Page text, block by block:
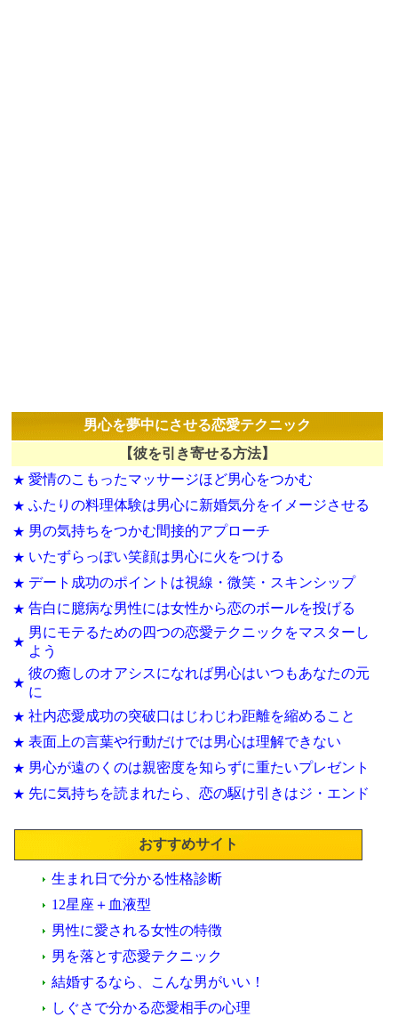
男心を夢中にさせる恋愛テクニック
【彼を引き寄せる方法】
★ 愛情のこもったマッサージほど男心をつかむ
★ ふたりの料理体験は男心に新婚気分をイメージさせる
★ 男の気持ちをつかむ間接的アプローチ
★ いたずらっぽい笑顔は男心に火をつける
★ デート成功のポイントは視線・微笑・スキンシップ
★ 告白に臆病な男性には女性から恋のボールを投げる
★
男にモテるための四つの恋愛テクニックをマスターし
よう
★
彼の癒しのオアシスになれば男心はいつもあなたの元
に
★ 社内恋愛成功の突破口はじわじわ距離を縮めること
★ 表面上の言葉や行動だけでは男心は理解できない
★ 男心が遠のくのは親密度を知らずに重たいプレゼント
★ 先に気持ちを読まれたら、恋の駆け引きはジ・エンド
おすすめサイト
生まれ日で分かる性格診断
12星座＋血液型
男性に愛される女性の特徴
男を落とす恋愛テクニック
結婚するなら、こんな男がいい！
しぐさで分かる恋愛相手の心理